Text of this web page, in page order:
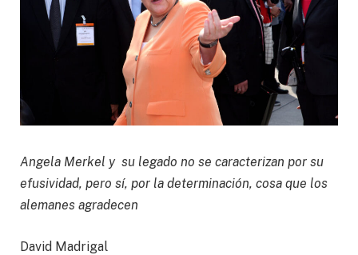
Angela Merkel y su legado no se caracterizan por su
efusividad, pero sí, por la determinación, cosa que los
alemanes agradecen
David Madrigal